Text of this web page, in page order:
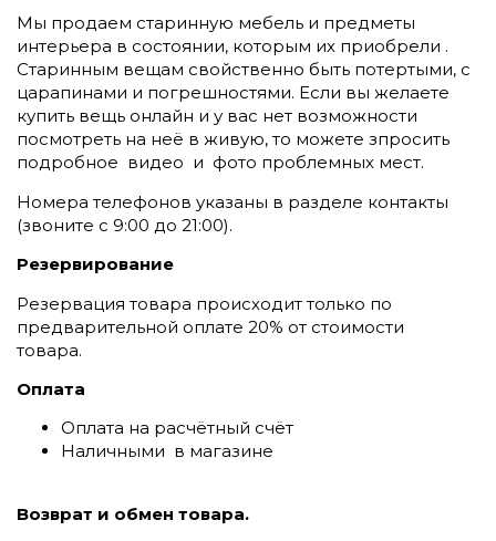
Мы продаем старинную мебель и предметы
интерьера в состоянии, которым их приобрели .
Старинным вещам свойственно быть потертыми, с
царапинами и погрешностями. Если вы желаете
купить вещь онлайн и у вас нет возможности
посмотреть на неё в живую, то можете зпросить
подробное видео и фото проблемных мест.
Номера телефонов указаны в разделе контакты
(звоните c 9:00 до 21:00).
Резервирование
Резервация товара происходит только по
предварительной оплате 20% от стоимости
товара.
Оплата
Оплата на расчётный счёт
Наличными в магазине
Возврат и обмен товара.